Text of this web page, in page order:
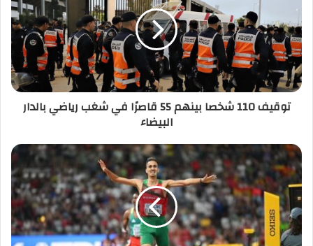
55
قاصرًا
في
شغب
رياضي
بالدار
توقيف 110 شخصا بينهم 55 قاصرًا في شغب رياضي بالدار
البيضاء
البقالي
يفوز
بسباق
3
آلاف
متر
موانع